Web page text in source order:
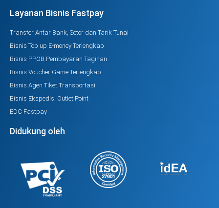
Layanan Bisnis Fastpay
Transfer Antar Bank, Setor dan Tarik Tunai
Bisnis Top up E-money Terlengkap
Bisnis PPOB Pembayaran Tagihan
Bisnis Voucher Game Terlengkap
Bisnis Agen Tiket Transportasi
Bisnis Ekspedisi Outlet Point
EDC Fastpay
Didukung oleh